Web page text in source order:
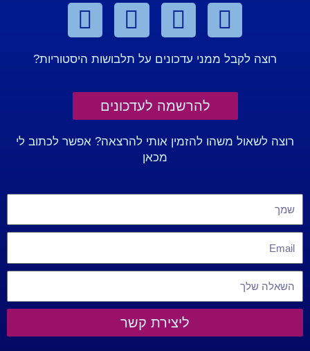
רוצה לקבל ממני עדכונים על תלבושות היסטוריות?
להרשמה לעדכונים
רוצה לשאול משהו להזמין אותי להרצאה? אפשר לכתוב לי
מכאן
ליצירת קשר